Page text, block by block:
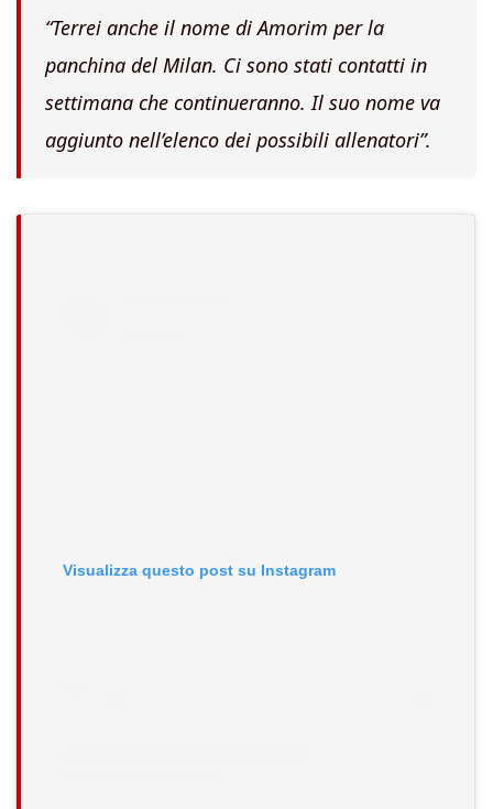
“Terrei anche il nome di Amorim per la
panchina del Milan. Ci sono stati contatti in
settimana che continueranno. Il suo nome va
aggiunto nell’elenco dei possibili allenatori”.
Visualizza questo post su Instagram